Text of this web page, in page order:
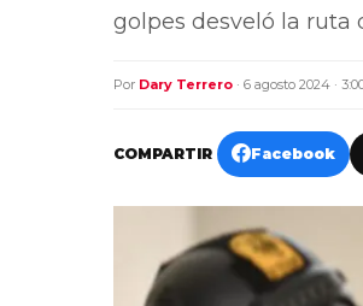
golpes desveló la ruta
Por Dary Terrero · 6 agosto 2024 ·
COMPARTIR Facebook